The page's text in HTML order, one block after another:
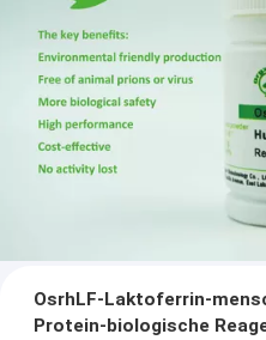
OsrhLF-Laktoferrin-
Protein-biologische